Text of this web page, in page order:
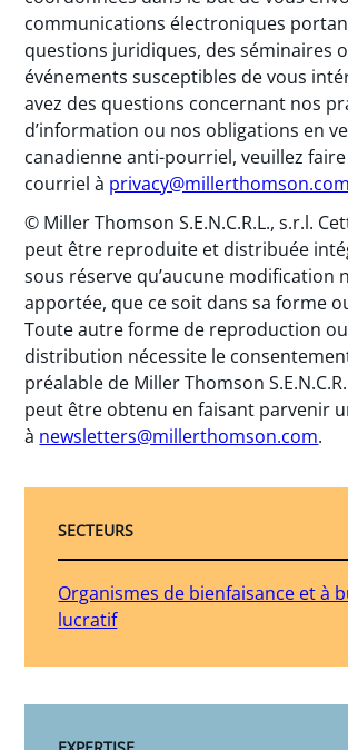
communications électroniques
questions juridiques, des séminaires
événements susceptibles de vous
avez des questions concernant nos
d’information ou nos obligations en
canadienne anti-pourriel, veuillez
courriel à privacy@millerthomson.com
© Miller Thomson S.E.N.C.R.L., s.r.l.
peut être reproduite et distribuée
sous réserve qu’aucune modification
apportée, que ce soit dans sa forme
Toute autre forme de reproduction
distribution nécessite le
préalable de Miller Thomson
peut être obtenu en faisant parvenir
à newsletters@millerthomson.com.
SECTEURS
Organismes de bienfaisance et à
lucratif